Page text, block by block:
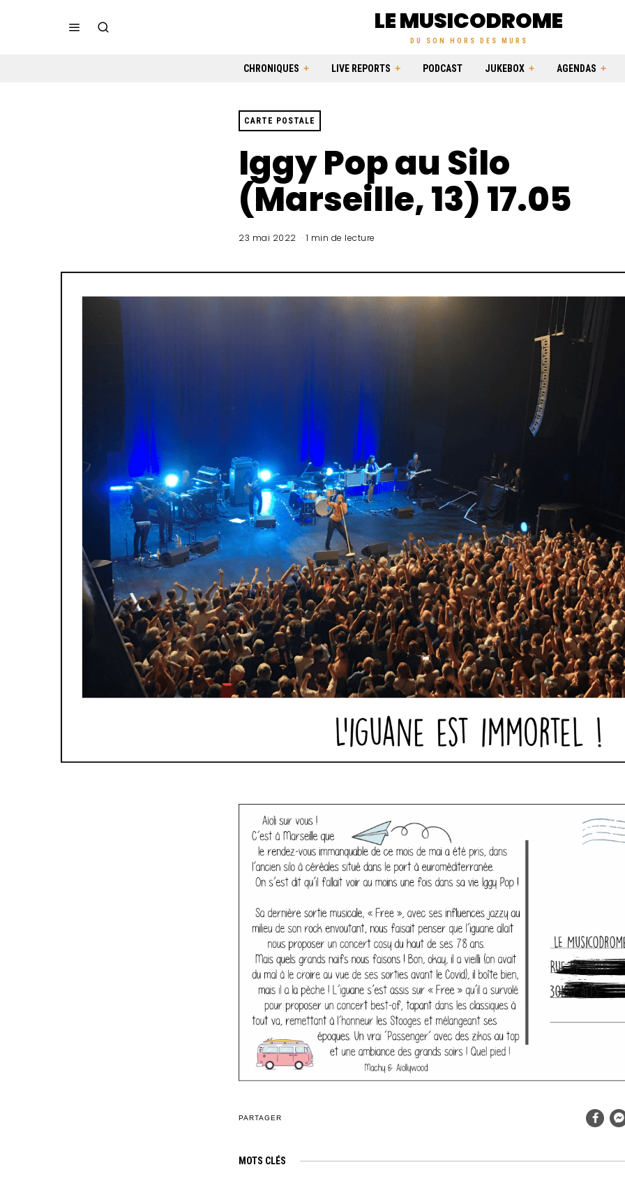
LE MUSICODROME
DU SON HORS DES MURS
CHRONIQUES LIVE REPORTS PODCAST JUKEBOX AGENDAS
CARTE POSTALE
Iggy Pop au Silo
(Marseille, 13) 17.05
23 mai 2022 1 min de lecture
PARTAGER
MOTS CLÉS